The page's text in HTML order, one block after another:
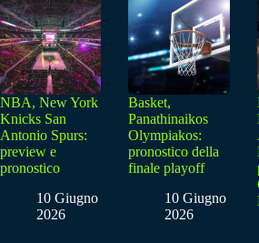
NBA, New York
Knicks San
Antonio Spurs:
preview e
pronostico
10 Giugno
2026
Basket,
Panathinaikos
Olympiakos:
pronostico della
finale playoff
10 Giugno
2026